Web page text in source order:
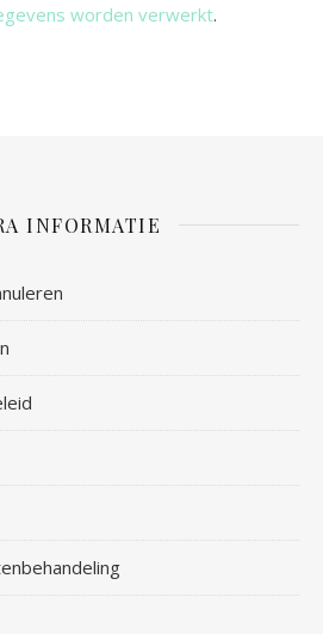
worden verwerkt.
INFORMATIE